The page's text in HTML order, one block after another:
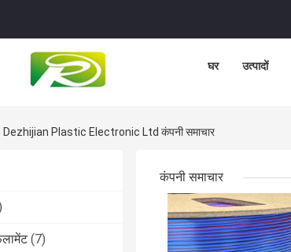
घर उत्पादों
Dezhijian Plastic Electronic Ltd कंपनी समाचार
(7)
कंपनी समाचार